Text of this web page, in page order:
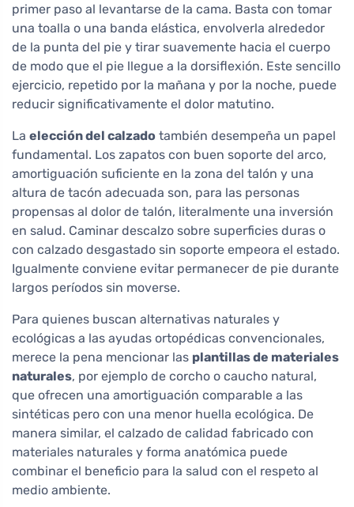
primer paso al levantarse de la cama. Basta con tomar
una toalla o una banda elástica, envolverla alrededor
de la punta del pie y tirar suavemente hacia el cuerpo
de modo que el pie llegue a la dorsiflexión. Este sencillo
ejercicio, repetido por la mañana y por la noche, puede
reducir significativamente el dolor matutino.
La elección del calzado también desempeña un papel
fundamental. Los zapatos con buen soporte del arco,
amortiguación suficiente en la zona del talón y una
altura de tacón adecuada son, para las personas
propensas al dolor de talón, literalmente una inversión
en salud. Caminar descalzo sobre superficies duras o
con calzado desgastado sin soporte empeora el estado.
Igualmente conviene evitar permanecer de pie durante
largos períodos sin moverse.
Para quienes buscan alternativas naturales y
ecológicas a las ayudas ortopédicas convencionales,
merece la pena mencionar las plantillas de materiales
naturales, por ejemplo de corcho o caucho natural,
que ofrecen una amortiguación comparable a las
sintéticas pero con una menor huella ecológica. De
manera similar, el calzado de calidad fabricado con
materiales naturales y forma anatómica puede
combinar el beneficio para la salud con el respeto al
medio ambiente.